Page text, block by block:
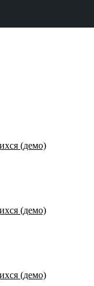
(демо)
(демо)
(демо)